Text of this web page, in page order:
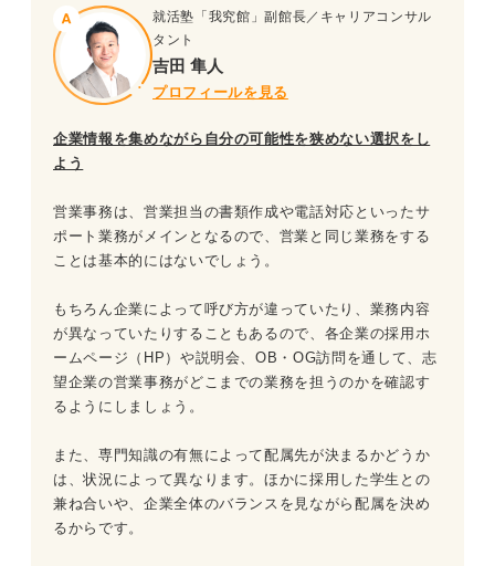
就活塾「我究館」副館長／キャリアコンサル
タント
吉田 隼人
プロフィールを見る
企業情報を集めながら自分の可能性を狭めない選択をし
よう
営業事務は、営業担当の書類作成や電話対応といったサ
ポート業務がメインとなるので、営業と同じ業務をする
ことは基本的にはないでしょう。
もちろん企業によって呼び方が違っていたり、業務内容
が異なっていたりすることもあるので、各企業の採用ホ
ームページ（HP）や説明会、OB・OG訪問を通して、志
望企業の営業事務がどこまでの業務を担うのかを確認す
るようにしましょう。
また、専門知識の有無によって配属先が決まるかどうか
は、状況によって異なります。ほかに採用した学生との
兼ね合いや、企業全体のバランスを見ながら配属を決め
るからです。